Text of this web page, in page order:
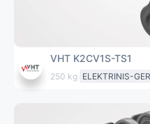
VHT K2CV1S-TS1
250 kg ELEKTRINIS-